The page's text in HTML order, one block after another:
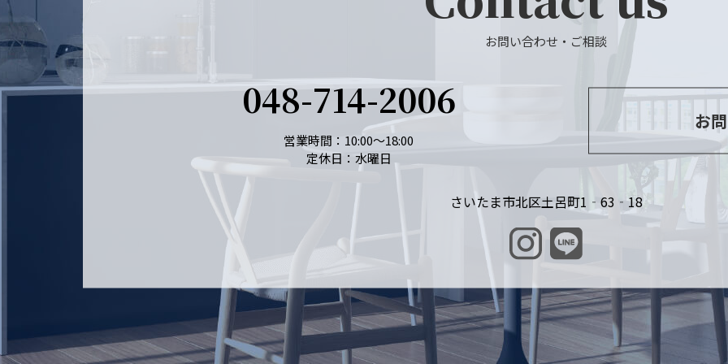
お問い合わせ・ご相談
048-714-2006
営業時間：10:00～18:00
定休日：水曜日
お
さいたま市北区土呂町1‐63‐18